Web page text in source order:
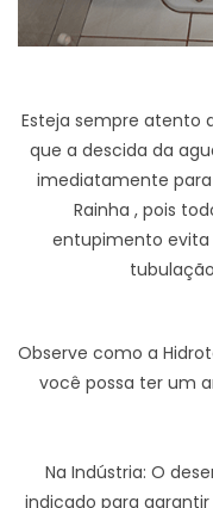
Esteja sempre atento
que a descida da
imediatamente para
Rainha , pois
entupimento
Observe como a
você possa ter um
Na Indústria: O
indicado para